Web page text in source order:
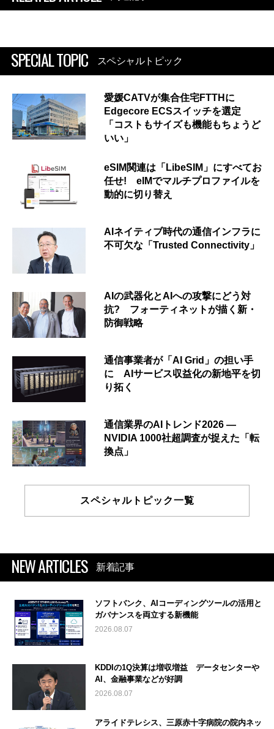
SPECIAL TOPIC スペシャルトピック
愛媛CATVが集合住宅FTTHに
Edgecore ECSスイッチを選定
「コストもサイズも機能もちょうど
いい」
eSIM関連は「LibeSIM」にすべてお
任せ! eIMでマルチプロファイルを
動的に切り替え
AIネイティブ時代の通信インフラに
不可欠な「Trusted Connectivity」
AIの武器化とAIへの攻撃にどう対
抗? フォーティネットが描く新・
防御戦略
通信事業者が「AI Grid」の担い手
に AIサービス収益化の新地平を切
り拓く
通信業界のAIトレンド2026 ―
NVIDIA 1000社超調査が捉えた「転
換点」
スペシャルトピック一覧
NEW ARTICLES 新着記事
ソフトバンク、AIコーディングツールの活用と
ガバナンスを両立する新機能
2026.08.07
KDDIの1Q決算は増収増益 データセンターや
AI、金融事業などが好調
2026.08.07
アライドテレシス、三原赤十字病院の院内ネッ